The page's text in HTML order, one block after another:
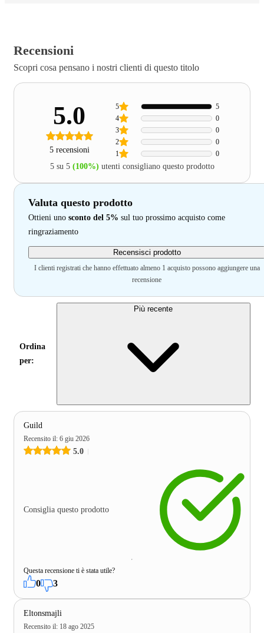
Recensioni
Scopri cosa pensano i nostri clienti di questo titolo
5.0
5 recensioni 1 0
2 0
3 0
4 0
5 5
5 su 5 (100%) utenti consigliano questo prodotto
Valuta questo prodotto
Ottieni uno sconto del 5% sul tuo prossimo acquisto come
ringraziamento
Recensisci prodotto
I clienti registrati che hanno effettuato almeno 1 acquisto possono aggiungere una
recensione
Ordina
per:
Più recente
Guild
Recensito il: 6 giu 2026
5.0
Consiglia questo prodotto
Questa recensione ti è stata utile?
0 3
Eltonsmajli
Recensito il: 18 ago 2025